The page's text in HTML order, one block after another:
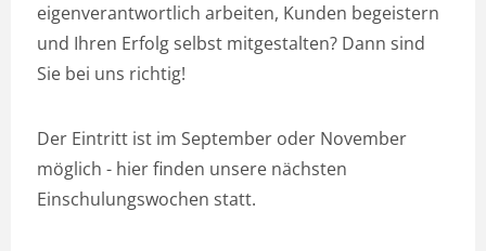
eigenverantwortlich arbeiten, Kunden begeistern
und Ihren Erfolg selbst mitgestalten? Dann sind
Sie bei uns richtig!
Der Eintritt ist im September oder November
möglich - hier finden unsere nächsten
Einschulungswochen statt.